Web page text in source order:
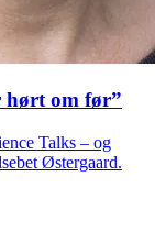
hørt om før”
Talks – og
Østergaard.